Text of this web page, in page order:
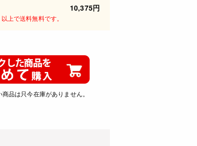
10,375円
上で送料無料です。
品は只今在庫がありません。